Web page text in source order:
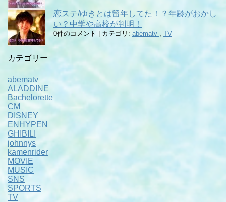
恋ステ/ゆきとは留年してた！？年齢がおかし
い？中学や高校が判明！
0件のコメント カテゴリ: abematv , TV
カテゴリー
abematv
ALADDINE
Bachelorette
CM
DISNEY
ENHYPEN
GHIBILI
johnnys
kamenrider
MOVIE
MUSIC
SNS
SPORTS
TV